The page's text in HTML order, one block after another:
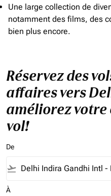
Une large collection de
notamment des films, des
bien plus encore.
Réservez des
affaires vers
améliorez votre
vol!
De
flight_takeoff
À